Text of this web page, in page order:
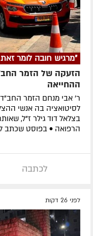
"מרגיש חובה לומר זאת
הזעקה של הזמר
ההחייאה
ר' אבי מנחם הזמר
בצלאל דוד גילר ז"ל,
הרפואה • בפוסט שכתב
לכתבה
לפני 26 דקות